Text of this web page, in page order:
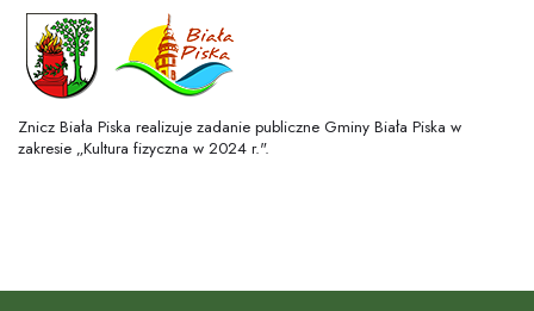
Znicz Biała Piska realizuje zadanie publiczne Gminy Biała Piska w
zakresie „Kultura fizyczna w 2024 r.".